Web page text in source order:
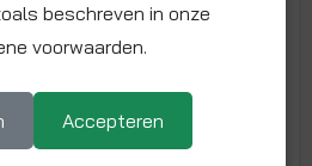
slang met 3/4" BSP
aan beide zijden
beschreven in onze
voorwaarden.
Accepteren